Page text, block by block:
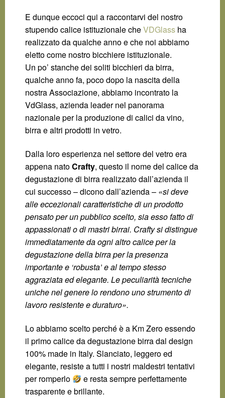
E dunque eccoci qui a raccontarvi del nostro
stupendo calice istituzionale cheVDGlass ha
realizzato da qualche anno e che noi abbiamo
eletto come nostro bicchiere istituzionale.
Un po’ stanche dei soliti bicchieri da birra,
qualche anno fa, poco dopo la nascita della
nostra Associazione, abbiamo incontrato la
VdGlass, azienda leader nel panorama
nazionale per la produzione di calici da vino,
birra e altri prodotti in vetro.
Dalla loro esperienza nel settore del vetro era
appena natoCrafty, questo il nome del calice da
degustazione di birra realizzato dall’azienda il
cui successo – dicono dall’azienda – «si deve
alle eccezionali caratteristiche di un prodotto
pensato per un pubblico scelto, sia esso fatto di
appassionati o di mastri birrai. Crafty si distingue
immediatamente da ogni altro calice per la
degustazione della birra per la presenza
importante e ‘robusta’ e al tempo stesso
aggraziata ed elegante. Le peculiarità tecniche
uniche nel genere lo rendono uno strumento di
lavoro resistente e duraturo».
Lo abbiamo scelto perché è a Km Zero essendo
il primo calice da degustazione birra dal design
100% made in Italy. Slanciato, leggero ed
elegante, resiste a tutti i nostri maldestri tentativi
per romperlo
e resta sempre perfettamente
trasparente e brillante.